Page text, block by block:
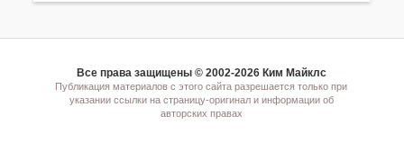
Все права защищены © 2002-2026 Ким Майклс
Публикация материалов с этого сайта разрешается только при
указании ссылки на страницу-оригинал и информации об
авторских правах